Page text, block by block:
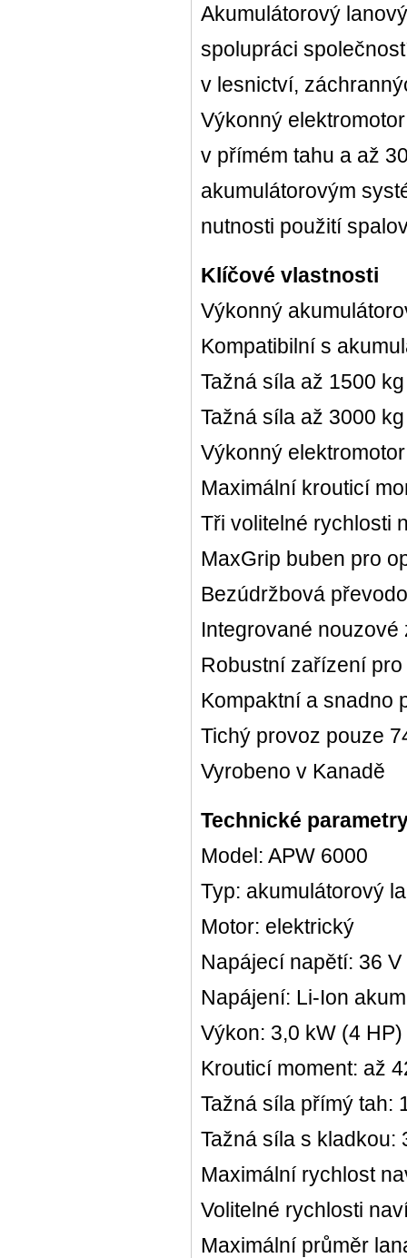
Akumulátorový
spolupráci
v lesnictví,
Výkonný
v přímém tahu a až
akumulátorovým
nutnosti použití
Klíčové vlastnosti
Výkonný
Kompatibilní s
Tažná síla až 1500
Tažná síla až 3000
Výkonný
Maximální krouticí
Tři volitelné rychlosti
MaxGrip buben pro
Bezúdržbová
Integrované nouzové
Robustní zařízení
Kompaktní a snadno
Tichý provoz pouze
Vyrobeno v Kanadě
Technické
Model: APW 6000
Typ: akumulátorový
Motor: elektrický
Napájecí napětí: 36 V
Napájení: Li-Ion
Výkon: 3,0 kW (4 HP)
Krouticí moment: až
Tažná síla přímý tah:
Tažná síla s kladkou:
Maximální rychlost
Volitelné rychlosti
Maximální průměr